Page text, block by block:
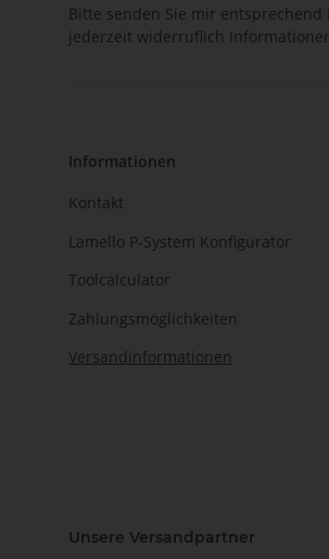
Bitte senden Sie mir entsprechend
jederzeit widerruflich
Informationen
Kontakt
Lamello P-System Konfigurator
Toolcalculator
Zahlungsmöglichkeiten
Versandinformationen
Unsere Versandpartner